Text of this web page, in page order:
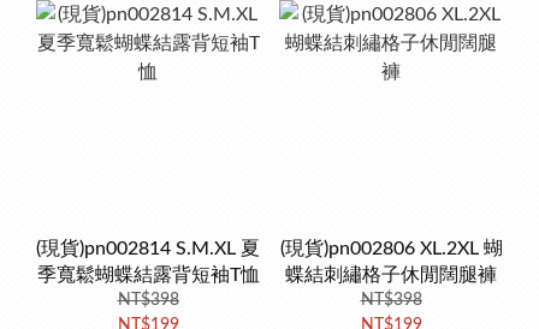
(現貨)pn002814 S.M.XL 夏
季寬鬆蝴蝶結露背短袖T恤
NT$398
NT$199
(現貨)pn002806 XL.2XL 蝴
蝶結刺繡格子休閒闊腿褲
NT$398
NT$199